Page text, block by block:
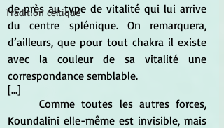
Tradition celtique
de près au type de vitalité qui lui arrive
du centre splénique. On remarquera,
d’ailleurs, que pour tout chakra il existe
avec la couleur de sa vitalité une
correspondance semblable.
[...]
	Comme toutes les autres forces,
Koundalini elle-même est invisible, mais